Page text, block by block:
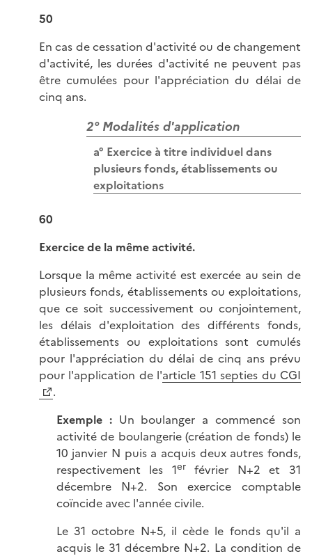
50
En cas de cessation d'activité ou de changement
d'activité, les durées d'activité ne peuvent pas
être cumulées pour l'appréciation du délai de
cinq ans.
2° Modalités d'application
a° Exercice à titre individuel dans
plusieurs fonds, établissements ou
exploitations
60
Exercice de la même activité.
Lorsque la même activité est exercée au sein de
plusieurs fonds, établissements ou exploitations,
que ce soit successivement ou conjointement,
les délais d'exploitation des différents fonds,
établissements ou exploitations sont cumulés
pour l'appréciation du délai de cinq ans prévu
pour l'application de l'article 151 septies du CGI
.
Exemple :Un boulanger a commencé son
activité de boulangerie (création de fonds) le
10 janvier N puis a acquis deux autres fonds,
respectivement les 1erfévrier N+2 et 31
décembre N+2. Son exercice comptable
coïncide avec l'année civile.
Le 31 octobre N+5, il cède le fonds qu'il a
acquis le 31 décembre N+2. La condition de